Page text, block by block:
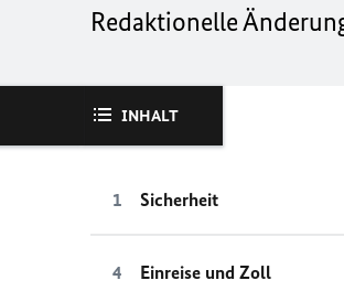
Redaktionelle
INHALT
Sicherheit
Einreise und Zoll